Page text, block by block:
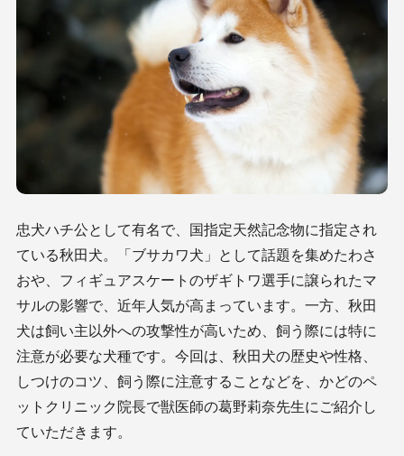
忠犬ハチ公として有名で、国指定天然記念物に指定され
ている秋田犬。「ブサカワ犬」として話題を集めたわさ
おや、フィギュアスケートのザギトワ選手に譲られたマ
サルの影響で、近年人気が高まっています。一方、秋田
犬は飼い主以外への攻撃性が高いため、飼う際には特に
注意が必要な犬種です。今回は、秋田犬の歴史や性格、
しつけのコツ、飼う際に注意することなどを、かどのペ
ットクリニック院長で獣医師の葛野莉奈先生にご紹介し
ていただきます。